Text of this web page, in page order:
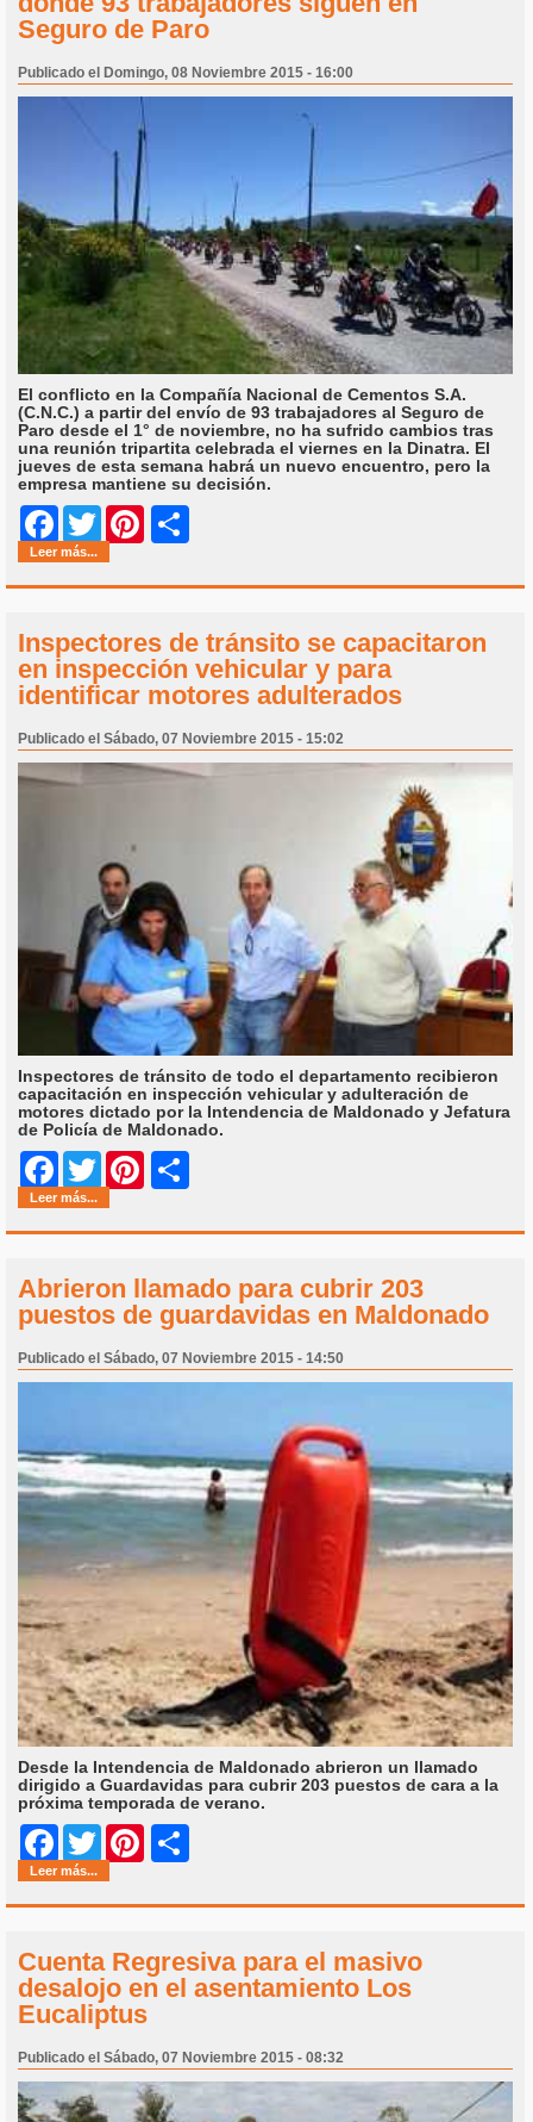
Seguro de Paro
Publicado el Domingo, 08 Noviembre 2015 - 16:00
El conflicto en la Compañía Nacional de Cementos S.A.
(C.N.C.) a partir del envío de 93 trabajadores al Seguro de
Paro desde el 1° de noviembre, no ha sufrido cambios tras
una reunión tripartita celebrada el viernes en la Dinatra. El
jueves de esta semana habrá un nuevo encuentro, pero la
empresa mantiene su decisión.
Facebook
Twitter Pinterest
Leer más...
Inspectores de tránsito se capacitaron
en inspección vehicular y para
identificar motores adulterados
Publicado el Sábado, 07 Noviembre 2015 - 15:02
Inspectores de tránsito de todo el departamento recibieron
capacitación en inspección vehicular y adulteración de
motores dictado por la Intendencia de Maldonado y Jefatura
de Policía de Maldonado.
Facebook
Twitter Pinterest
Leer más...
Abrieron llamado para cubrir 203
puestos de guardavidas en Maldonado
Publicado el Sábado, 07 Noviembre 2015 - 14:50
Desde la Intendencia de Maldonado abrieron un llamado
dirigido a Guardavidas para cubrir 203 puestos de cara a la
próxima temporada de verano.
Facebook
Twitter Pinterest
Leer más...
Cuenta Regresiva para el masivo
desalojo en el asentamiento Los
Eucaliptus
Publicado el Sábado, 07 Noviembre 2015 - 08:32